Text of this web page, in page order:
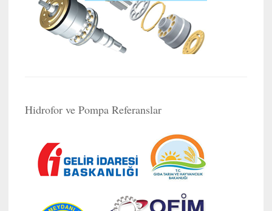
Hidrofor ve Pompa Referanslar